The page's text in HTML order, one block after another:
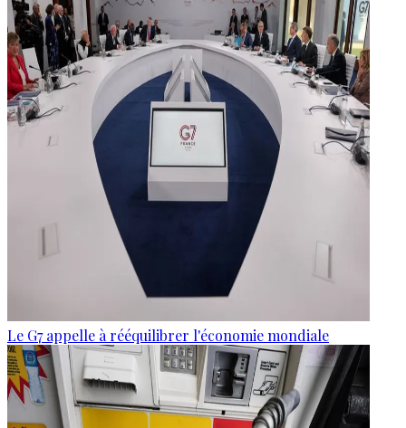
Le G7 appelle à rééquilibrer l'économie mondiale